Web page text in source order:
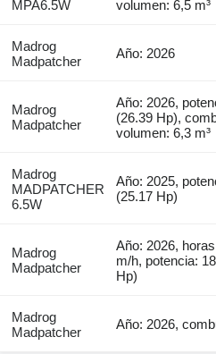
MPA6.5W
volumen: 6,5 m³
Madrog
Madpatcher
Año: 2026
Madrog
Madpatcher
Año: 2026,
(26.39 Hp),
volumen: 6,3 m³
Madrog
MADPATCHER
6.5W
Año: 2025,
(25.17 Hp)
Madrog
Madpatcher
Año: 2026,
m/h, potencia:
Hp)
Madrog
Madpatcher
Año: 2026,